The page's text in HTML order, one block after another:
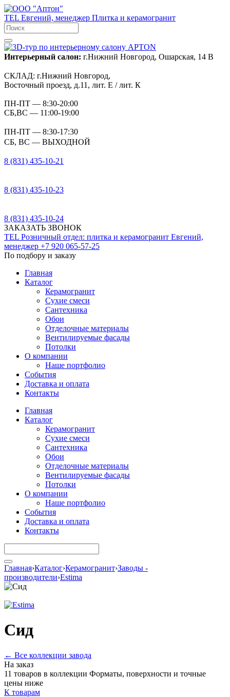
TEL Евгений, менеджер Плитка и керамогранит
Интерьерный салон: г.Нижний Новгород, Ошарская, 14 В
СКЛАД: г.Нижний Новгород,
Восточный проезд, д.11, лит. Е / лит. К
ПН-ПТ — 8:30-20:00
СБ,ВС — 11:00-19:00
ПН-ПТ — 8:30-17:30
СБ, ВС — ВЫХОДНОЙ
8 (831) 435-10-21
8 (831) 435-10-23
8 (831) 435-10-24
ЗАКАЗАТЬ ЗВОНОК
TEL Розничный отдел: плитка и керамогранит Евгений,
менеджер +7 920 065-57-25
По подбору и заказу
Главная
Каталог
Керамогранит
Сухие смеси
Сантехника
Обои
Отделочные материалы
Вентилируемые фасады
Потолки
О компании
Наше портфолио
События
Доставка и оплата
Контакты
Главная
Каталог
Керамогранит
Сухие смеси
Сантехника
Обои
Отделочные материалы
Вентилируемые фасады
Потолки
О компании
Наше портфолио
События
Доставка и оплата
Контакты
Главная›Каталог›Керамогранит›Заводы -
производители›Estima
Сид
← Все коллекции завода
На заказ
11 товаров в коллекции Форматы, поверхности и точные
цены ниже
К товарам